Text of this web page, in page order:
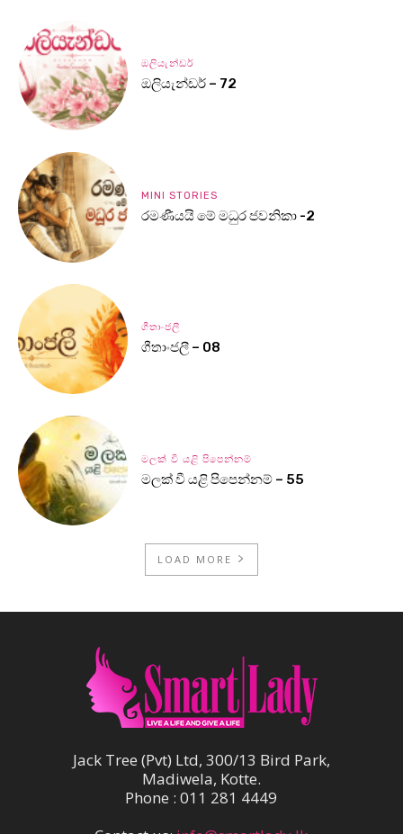
ඔලියැන්ඩර්
ඔලියැන්ඩර් – 72
MINI STORIES
රමණීයයි මේ මධුර ජවනිකා -2
ගීතාංජලී
ගීතාංජලී – 08
මලක් වී යළි පිපෙන්නම්
මලක් වී යළි පිපෙන්නම් – 55
LOAD MORE
Jack Tree (Pvt) Ltd, 300/13 Bird Park,
Madiwela, Kotte.
Phone : 011 281 4449